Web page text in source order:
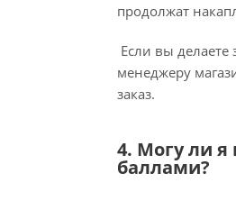
продолжат
Если вы
менеджеру
заказ.
4. Могу ли
баллами?